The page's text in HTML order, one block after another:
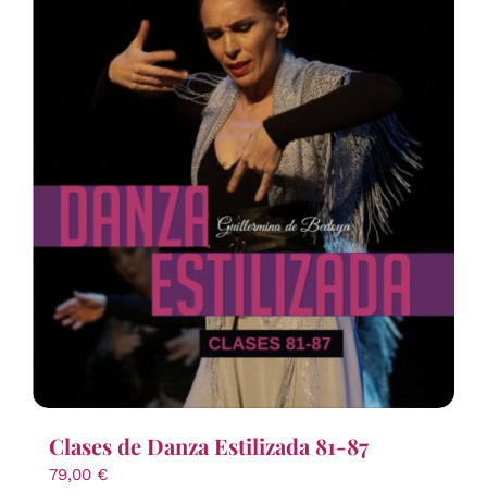
Clases de Danza Estilizada 81-87
79,00 €